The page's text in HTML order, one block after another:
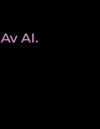
AI.